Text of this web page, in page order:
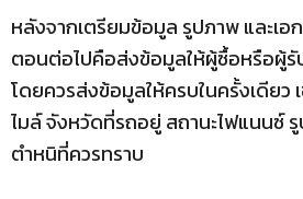
หลังจากเตรียมข้อมูล รูปภาพ และเอ
ตอนต่อไปคือส่งข้อมูลให้ผู้ซื้อหรือผู้รั
โดยควรส่งข้อมูลให้ครบในครั้งเดียว
ไมล์ จังหวัดที่รถอยู่ สถานะไฟแนนซ์
ตำหนิที่ควรทราบ